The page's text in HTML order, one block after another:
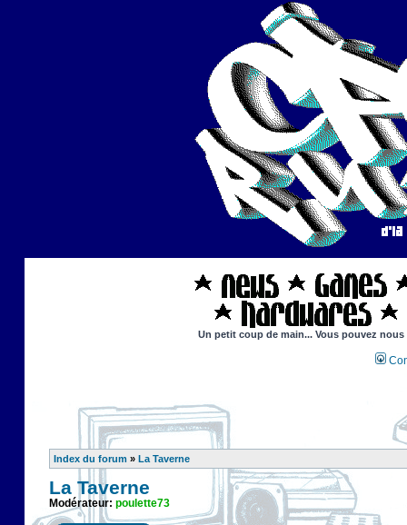
Un petit coup de main... Vous pouvez
Index du forum » La Taverne
La Taverne
Modérateur: poulette73